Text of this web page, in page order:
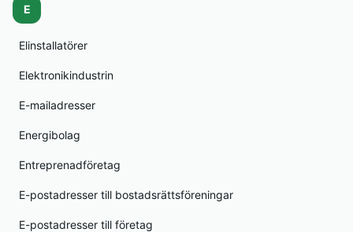
E
Elinstallatörer
Elektronikindustrin
E-mailadresser
Energibolag
Entreprenadföretag
E-postadresser till bostadsrättsföreningar
E-postadresser till företag